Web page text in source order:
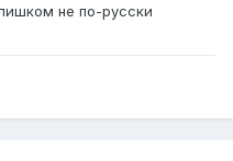
не по-русски